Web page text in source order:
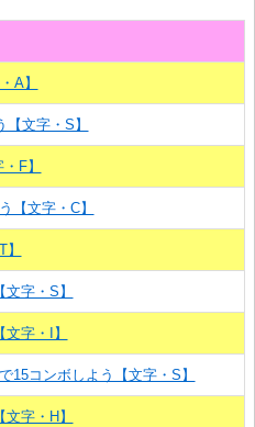
A】
文字・S】
F】
【文字・C】
字・S】
字・I】
15コンボしよう【文字・S】
字・H】